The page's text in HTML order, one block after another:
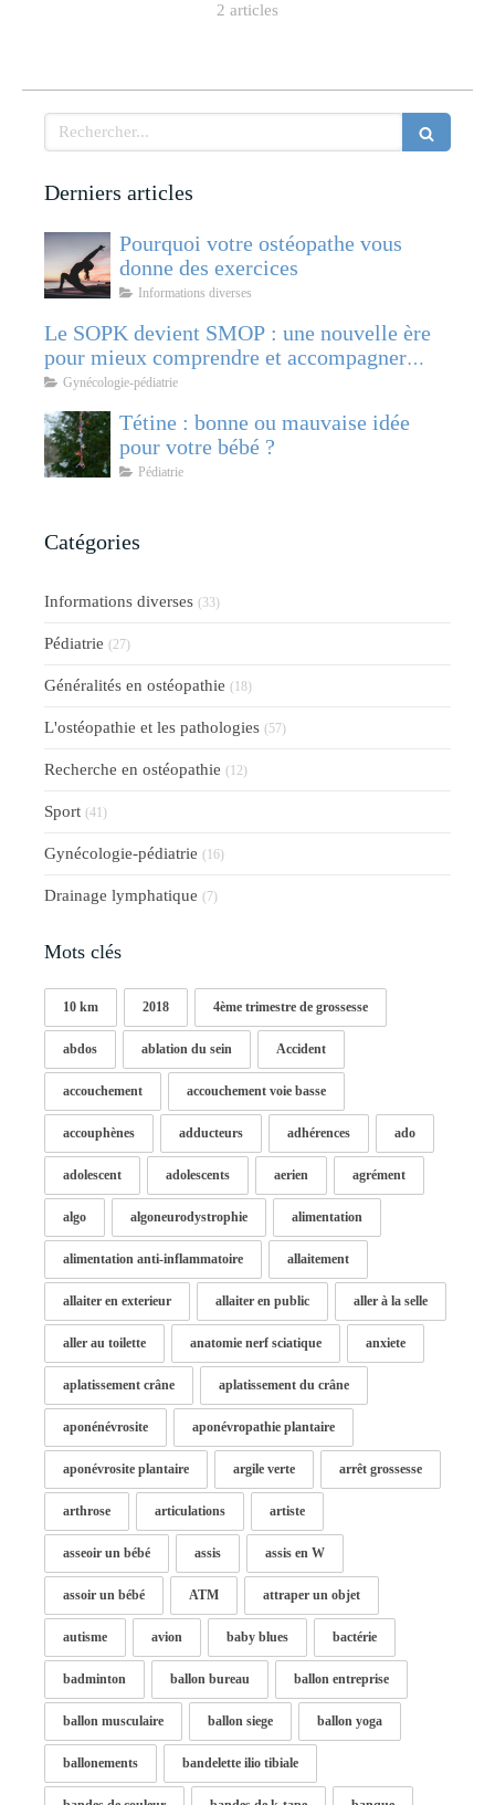
2 articles
Rechercher
Derniers articles
Pourquoi votre ostéopathe vous
donne des exercices
Informations diverses
Le SOPK devient SMOP : une nouvelle ère
pour mieux comprendre et accompagner
cette pathologie féminine
Gynécologie-pédiatrie
Tétine : bonne ou mauvaise idée
pour votre bébé ?
Pédiatrie
Catégories
Informations diverses (33)
Pédiatrie (27)
Généralités en ostéopathie (18)
L'ostéopathie et les pathologies (57)
Recherche en ostéopathie (12)
Sport (41)
Gynécologie-pédiatrie (16)
Drainage lymphatique (7)
Mots clés
10 km 2018 4ème trimestre de grossesse
abdos ablation du sein Accident
accouchement accouchement voie basse
accouphènes adducteurs adhérences ado
adolescent adolescents aerien agrément
algo algoneurodystrophie alimentation
alimentation anti-inflammatoire allaitement
allaiter en exterieur allaiter en public aller à la selle
aller au toilette anatomie nerf sciatique anxiete
aplatissement crâne aplatissement du crâne
aponénévrosite aponévropathie plantaire
aponévrosite plantaire argile verte arrêt grossesse
arthrose articulations artiste
asseoir un bébé assis assis en W
assoir un bébé ATM attraper un objet
autisme avion baby blues bactérie
badminton ballon bureau ballon entreprise
ballon musculaire ballon siege ballon yoga
ballonements bandelette ilio tibiale